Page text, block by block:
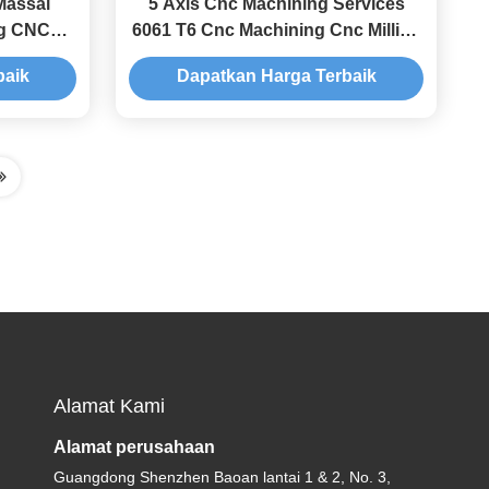
CNC
yang
5 Axis Cnc Machining Services
6061 T6 Cnc Machining Cnc Milling
Baja tahan karat
Dapatkan Harga Terbaik
Alamat Kami
Alamat perusahaan
Guangdong Shenzhen Baoan lantai 1 & 2, No. 3,